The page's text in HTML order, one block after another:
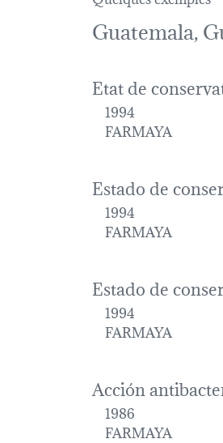
Guatemala,
Etat de
1994
FARMAYA
Estado de
1994
FARMAYA
Estado de
1994
FARMAYA
Acción
1986
FARMAYA